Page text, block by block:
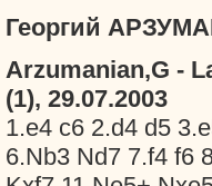
Георгий
Arzumanian,G -
(1), 29.07.2003
1.e4 c6 2.d4 d5
6.Nb3 Nd7 7.f4 f6